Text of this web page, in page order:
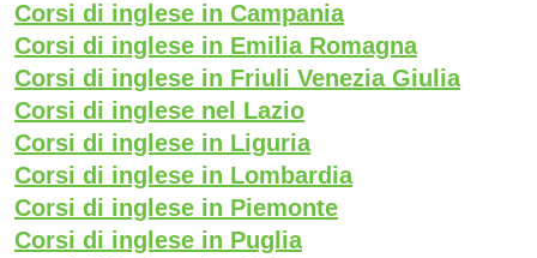
Corsi di inglese in Campania
Corsi di inglese in Emilia Romagna
Corsi di inglese in Friuli Venezia Giulia
Corsi di inglese nel Lazio
Corsi di inglese in Liguria
Corsi di inglese in Lombardia
Corsi di inglese in Piemonte
Corsi di inglese in Puglia